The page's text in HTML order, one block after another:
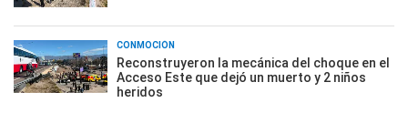
CONMOCIÓN
Reconstruyeron la mecánica del choque en el
Acceso Este que dejó un muerto y 2 niños
heridos